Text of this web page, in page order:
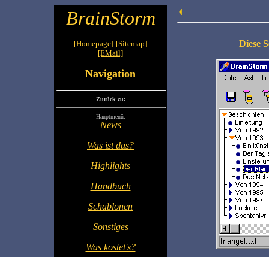
BrainStorm
[Homepage] [Sitemap]
[EMail]
Navigation
Zurück zu:
Hauptmenü:
News
Was ist das?
Highlights
Handbuch
Schablonen
Sonstiges
Was kostet's?
Diese